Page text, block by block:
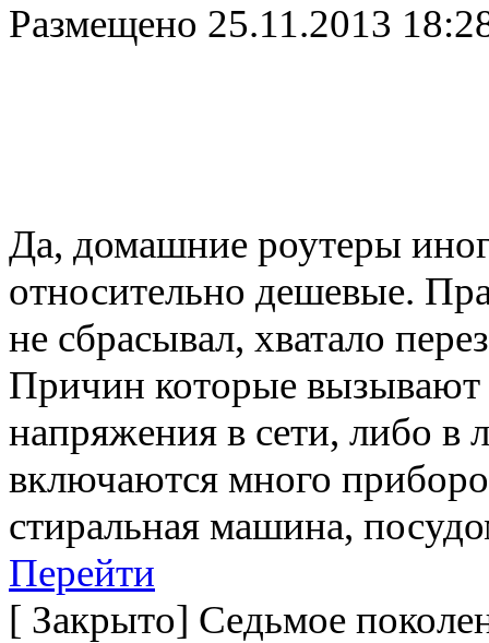
Размещено 25.11.2013
Да, домашние роутеры
относительно дешевые.
не сбрасывал, хватало
Причин которые вызывают
напряжения в сети, либо в
включаются много
стиральная машина,
Перейти
[ Закрыто] Седьмое